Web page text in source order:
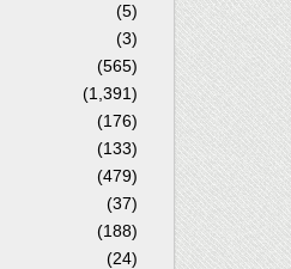
(5)
(3)
(565)
(1,391)
(176)
(133)
(479)
(37)
(188)
(24)